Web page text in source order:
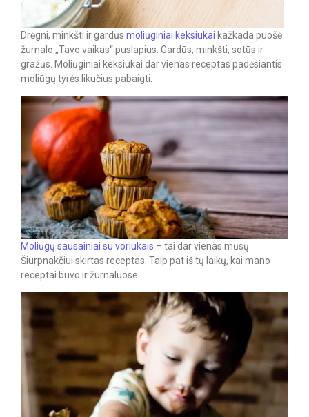
Drėgni, minkšti ir gardūs moliūginiai keksiukai kažkada puošė
žurnalo „Tavo vaikas“ puslapius. Gardūs, minkšti, sotūs ir
gražūs. Moliūginiai keksiukai dar vienas receptas padėsiantis
moliūgų tyrės likučius pabaigti.
Moliūgų sausainiai su voriukais – tai dar vienas mūsų
Šiurpnakčiui skirtas receptas. Taip pat iš tų laikų, kai mano
receptai buvo ir žurnaluose.